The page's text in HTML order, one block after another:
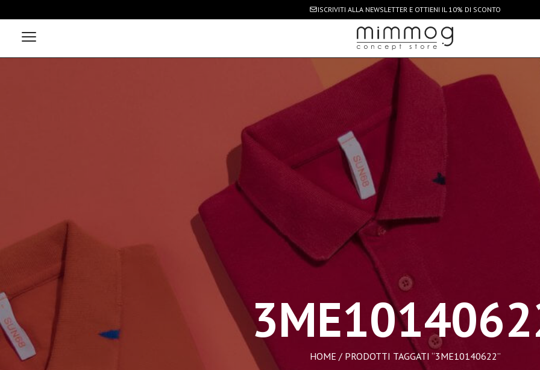
ISCRIVITI ALLA NEWSLETTER E OTTIENI IL 10% DI SCONTO
HOME / PRODOTTI TAGGATI “3ME10140622”